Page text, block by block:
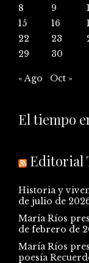
8
9
15
16
22
23
29
30
« Ago Oct »
El tiempo
Editorial
Historia y
de julio de
María Ríos
de febrero de
María Ríos
poesía